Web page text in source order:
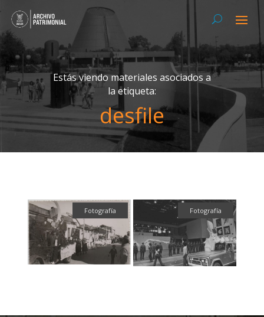
Estás viendo materiales asociados a
la etiqueta:
desfile
Fotografía Fotografía